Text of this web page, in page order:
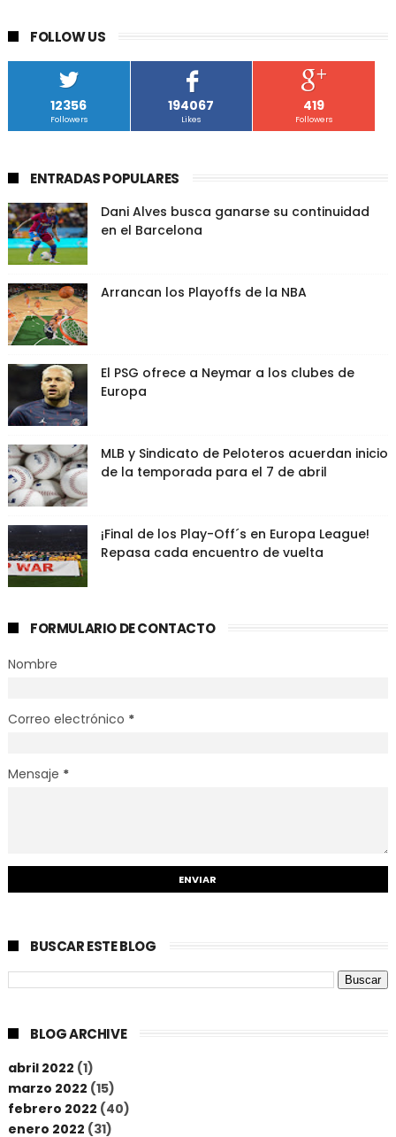
FOLLOW US
12356
Followers
194067
Likes
419
Followers
ENTRADAS POPULARES
Dani Alves busca ganarse su continuidad
en el Barcelona
Arrancan los Playoffs de la NBA
El PSG ofrece a Neymar a los clubes de
Europa
MLB y Sindicato de Peloteros acuerdan inicio
de la temporada para el 7 de abril
¡Final de los Play-Off´s en Europa League!
Repasa cada encuentro de vuelta
FORMULARIO DE CONTACTO
Nombre
Correo electrónico *
Mensaje *
BUSCAR ESTE BLOG
BLOG ARCHIVE
abril 2022 (1)
marzo 2022 (15)
febrero 2022 (40)
enero 2022 (31)